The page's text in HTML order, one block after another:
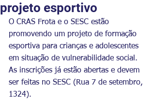
projeto esportivo
O CRAS Frota e o SESC estão
promovendo um projeto de formação
esportiva para crianças e adolescentes
em situação de vulnerabilidade social.
As inscrições já estão abertas e devem
ser feitas no SESC (Rua 7 de setembro,
1324).